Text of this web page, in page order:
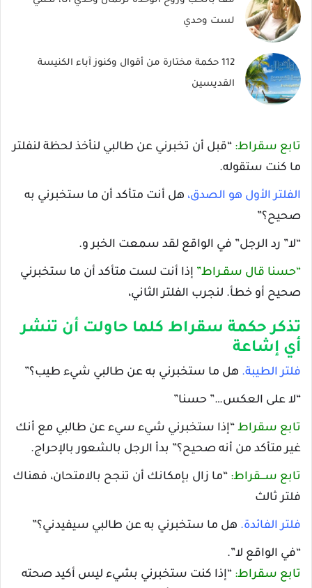
لست وحدي
112 حكمة مختارة من أقوال وكنوز آباء الكنيسة
القديسين
تابع سقراط: “قبل أن تخبرني عن طالبي لنأخذ لحظة لنفلتر
ما كنت ستقوله.
الفلتر الأول هو الصدق، هل أنت متأكد أن ما ستخبرني به
صحيح؟”
“لا” رد الرجل” في الواقع لقد سمعت الخبر و.
“حسنا قال سقـراط” إذا أنت لست متأكد أن ما ستخبرني
صحيح أو خطأ. لنجرب الفلتر الثاني،
تذكر حكمة سقراط كلما حاولت أن تنشر
أي إشاعة
فلتر الطيبة. هل ما ستخبرني به عن طالبي شيء طيب؟”
“لا على العكس…” حسنا”
تابع سقراط “إذا ستخبرني شيء سيء عن طالبي مع أنك
غير متأكد من أنه صحيح؟” بدأ الرجل بالشعور بالإحراج.
تابع ســـقراط: “ما زال بإمكانك أن تنجح بالامتحان، فهناك
فلتر ثالث
فلتر الفائدة. هل ما ستخبرني به عن طالبي سيفيدني؟”
“في الواقع لا”.
تابع سقراط: “إذا كنت ستخبرني بشيء ليس أكيد صحته